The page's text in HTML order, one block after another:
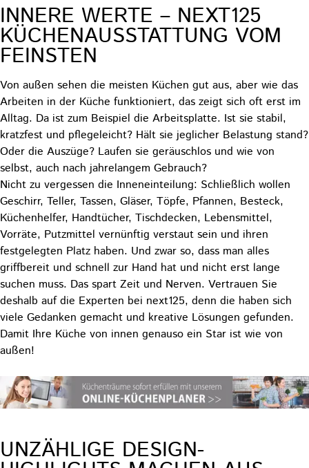
INNERE WERTE – NEXT125
KÜCHENAUSSTATTUNG VOM
FEINSTEN
Von außen sehen die meisten Küchen gut aus, aber wie das
Arbeiten in der Küche funktioniert, das zeigt sich oft erst im
Alltag. Da ist zum Beispiel die Arbeitsplatte. Ist sie stabil,
kratzfest und pflegeleicht? Hält sie jeglicher Belastung stand?
Oder die Auszüge? Laufen sie geräuschlos und wie von
selbst, auch nach jahrelangem Gebrauch?
Nicht zu vergessen die Inneneinteilung: Schließlich wollen
Geschirr, Teller, Tassen, Gläser, Töpfe, Pfannen, Besteck,
Küchenhelfer, Handtücher, Tischdecken, Lebensmittel,
Vorräte, Putzmittel vernünftig verstaut sein und ihren
festgelegten Platz haben. Und zwar so, dass man alles
griffbereit und schnell zur Hand hat und nicht erst lange
suchen muss. Das spart Zeit und Nerven. Vertrauen Sie
deshalb auf die Experten bei next125, denn die haben sich
viele Gedanken gemacht und kreative Lösungen gefunden.
Damit Ihre Küche von innen genauso ein Star ist wie von
außen!
UNZÄHLIGE DESIGN-